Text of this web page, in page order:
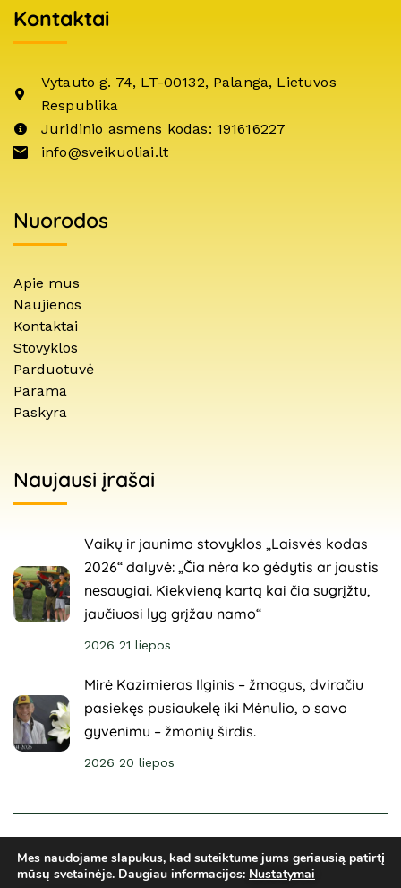
Kontaktai
Vytauto g. 74, LT-00132, Palanga, Lietuvos
Respublika
Juridinio asmens kodas: 191616227
info@sveikuoliai.lt
Nuorodos
Apie mus
Naujienos
Kontaktai
Stovyklos
Parduotuvė
Parama
Paskyra
Naujausi įrašai
Vaikų ir jaunimo stovyklos „Laisvės kodas
2026“ dalyvė: „Čia nėra ko gėdytis ar jaustis
nesaugiai. Kiekvieną kartą kai čia sugrįžtu,
jaučiuosi lyg grįžau namo“
2026 21 liepos
Mirė Kazimieras Ilginis – žmogus, dviračiu
pasiekęs pusiaukelę iki Mėnulio, o savo
gyvenimu – žmonių širdis.
2026 20 liepos
© 2025 Sveikuoliai. Visos teisės saugomos. Svetainė
sukurtaARCA4.lt
Mes naudojame slapukus, kad suteiktume jums geriausią patirtį
mūsų svetainėje. Daugiau informacijos: Nustatymai